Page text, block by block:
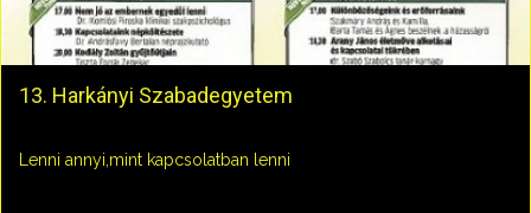
13. Harkányi Szabadegyetem
Lenni annyi,mint kapcsolatban lenni